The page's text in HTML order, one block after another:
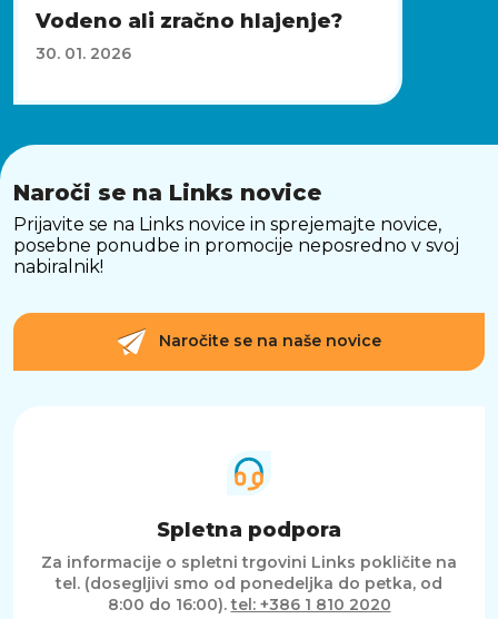
Vodeno ali zračno hlajenje?
30. 01. 2026
Naroči se na Links novice
Prijavite se na Links novice in sprejemajte novice,
posebne ponudbe in promocije neposredno v svoj
nabiralnik!
Naročite se na naše novice
Spletna podpora
Za informacije o spletni trgovini Links pokličite na
tel. (dosegljivi smo od ponedeljka do petka, od
8:00 do 16:00).tel: +386 1 810 2020